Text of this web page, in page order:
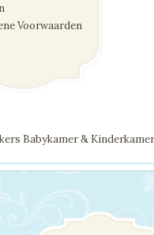
Voorwaarden
Babykamer &